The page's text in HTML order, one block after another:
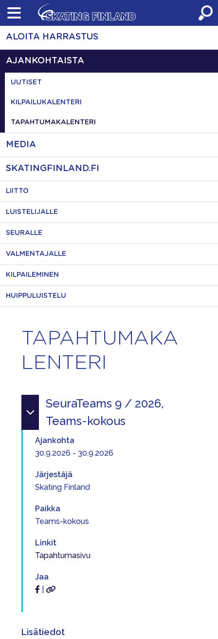
Skip
content
ALOITA HARRASTUS
AJANKOHTAISTA
UUTISET
KILPAILUKALENTERI
TAPAHTUMAKALENTERI
MEDIA
SKATINGFINLAND.FI
LIITTO
LUISTELIJALLE
SEURALLE
VALMENTAJALLE
KILPAILEMINEN
HUIPPULUISTELU
TAPAHTUMAKA
LENTERI
SeuraTeams 9 / 2026,
Teams-kokous
Ajankohta
30.9.2026 - 30.9.2026
Järjestäjä
Skating Finland
Paikka
Teams-kokous
Linkit
Tapahtumasivu
Jaa
Lisätiedot